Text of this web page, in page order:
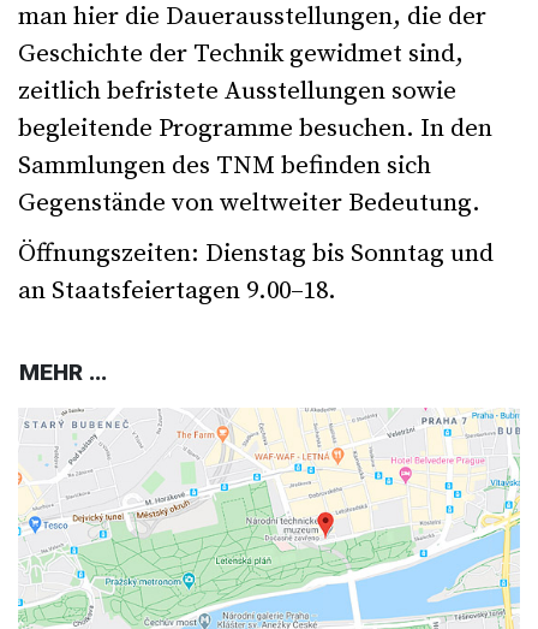
man hier die Dauerausstellungen, die der
Geschichte der Technik gewidmet sind,
zeitlich befristete Ausstellungen sowie
begleitende Programme besuchen. In den
Sammlungen des TNM befinden sich
Gegenstände von weltweiter Bedeutung.
Öffnungszeiten: Dienstag bis Sonntag und
an Staatsfeiertagen 9.00–18.
MEHR ...